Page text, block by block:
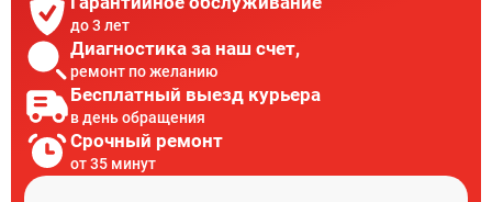
до 3 лет
Диагностика за наш счет,
ремонт по желанию
Бесплатный выезд курьера
в день обращения
Срочный ремонт
от 35 минут